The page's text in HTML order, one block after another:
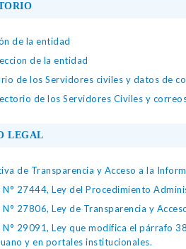
de la entidad
de la entidad
de los Servidores civiles y datos de
de los Servidores Civiles y
LEGAL
de Transparencia y Acceso a la
N° 27444, Ley del Procedimiento
N° 27806, Ley de Transparencia y
N° 29091, Ley que modifica el párrafo
y en portales institucionales.